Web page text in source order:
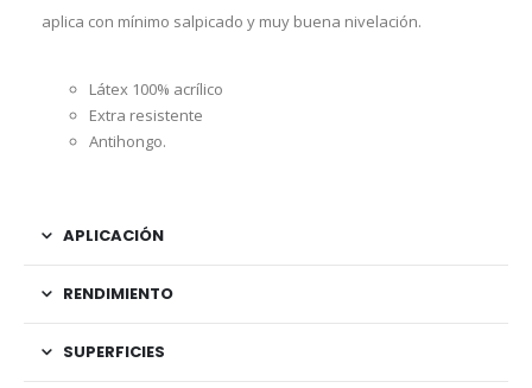
aplica con mínimo salpicado y muy buena nivelación.
Látex 100% acrílico
Extra resistente
Antihongo.
APLICACIÓN
RENDIMIENTO
SUPERFICIES